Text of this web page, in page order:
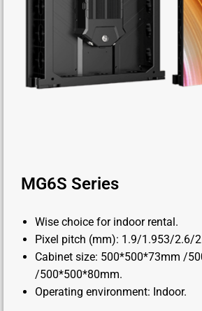
MG6S Series
Wise choice for indoor rental.
Pixel pitch (mm): 1.9/1.953/2.6/
Cabinet size: 500*500*73mm /
/500*500*80mm.
Operating environment: Indoor.